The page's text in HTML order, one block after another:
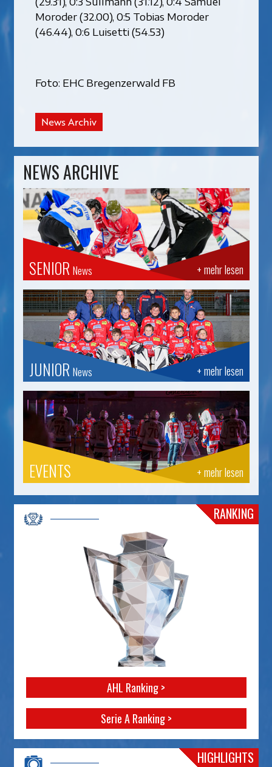
Moroder (32.00), 0:5 Tobias Moroder
(46.44), 0:6 Luisetti (54.53)
Foto: EHC Bregenzerwald FB
News Archiv
NEWS ARCHIVE
+ mehr lesen
SENIOR News
+ mehr lesen
JUNIOR News
+ mehr lesen
EVENTS
RANKING
AHL Ranking >
Serie A Ranking >
HIGHLIGHTS